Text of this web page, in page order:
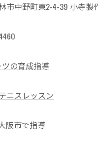
市中野町東2-4-39 小寺製
の育成指導
ニスレッスン
阪市で指導